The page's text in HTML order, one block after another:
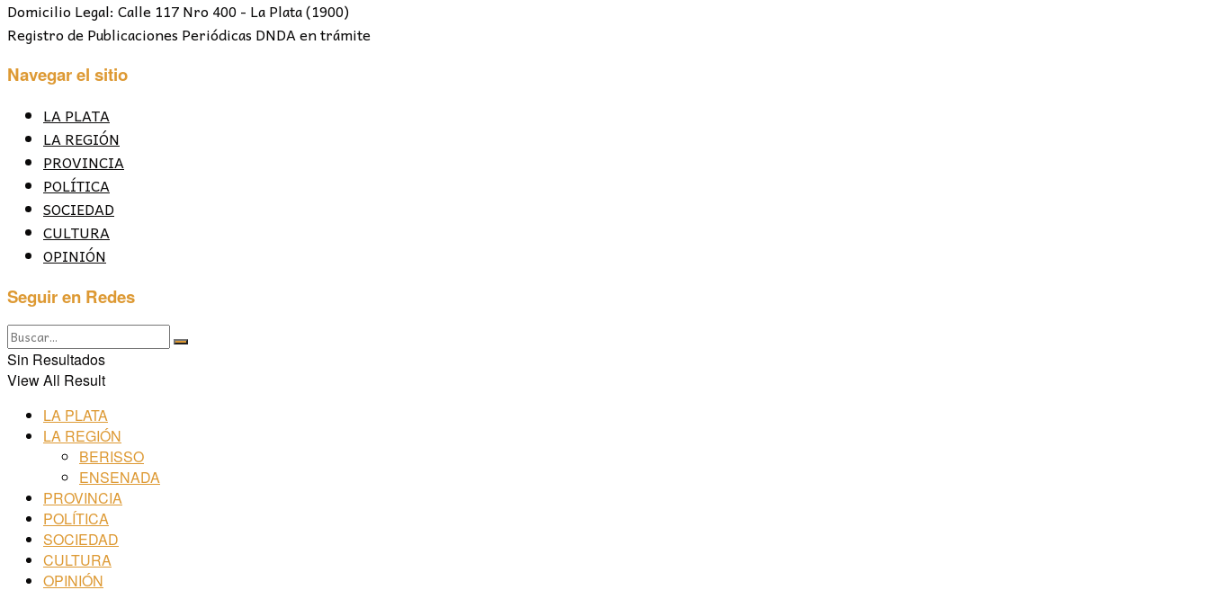
Domicilio Legal: Calle 117 Nro 400 - La Plata (1900)
Registro de Publicaciones Periódicas DNDA en trámite
Navegar el sitio
LA PLATA
LA REGIÓN
PROVINCIA
POLÍTICA
SOCIEDAD
CULTURA
OPINIÓN
Seguir en Redes
Sin Resultados
View All Result
LA PLATA
LA REGIÓN
BERISSO
ENSENADA
PROVINCIA
POLÍTICA
SOCIEDAD
CULTURA
OPINIÓN